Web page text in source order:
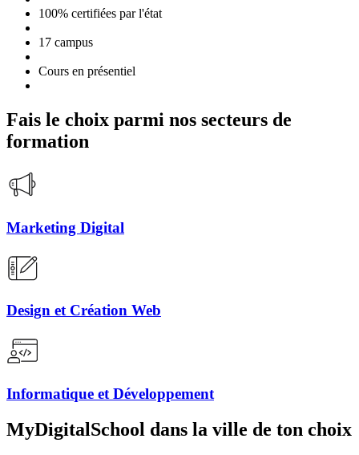
100% certifiées par l'état
17 campus
Cours en présentiel
Fais le choix parmi nos secteurs de
formation
Marketing Digital
Design et Création Web
Informatique et Développement
MyDigitalSchool dans la ville de ton choix